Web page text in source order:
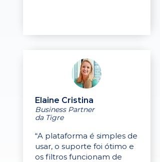
Elaine Cristina
Business Partner
da Tigre
“A plataforma é simples de
usar, o suporte foi ótimo e
os filtros funcionam de